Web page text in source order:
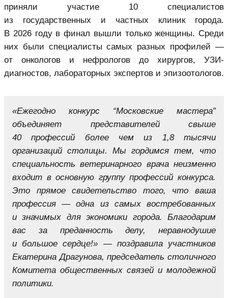
приняли участие 10 специалистов
из государственных и частных клиник города.
В 2026 году в финал вышли только женщины. Среди
них были специалисты самых разных профилей —
от онкологов и нефрологов до хирургов, УЗИ-
диагностов, лабораторных экспертов и эпизоотологов.
«Ежегодно конкурс “Московские мастера”
объединяет представителей свыше
40 профессий более чем из 1,8 тысячи
организаций столицы. Мы гордимся тем, что
специальность ветеринарного врача неизменно
входит в основную группу профессий конкурса.
Это прямое свидетельство того, что ваша
профессия — одна из самых востребованных
и значимых для экономики города. Благодарим
вас за преданность делу, неравнодушие
и большое сердце!» — поздравила участников
Екатерина Драгунова, председатель столичного
Комитета общественных связей и молодежной
политики.